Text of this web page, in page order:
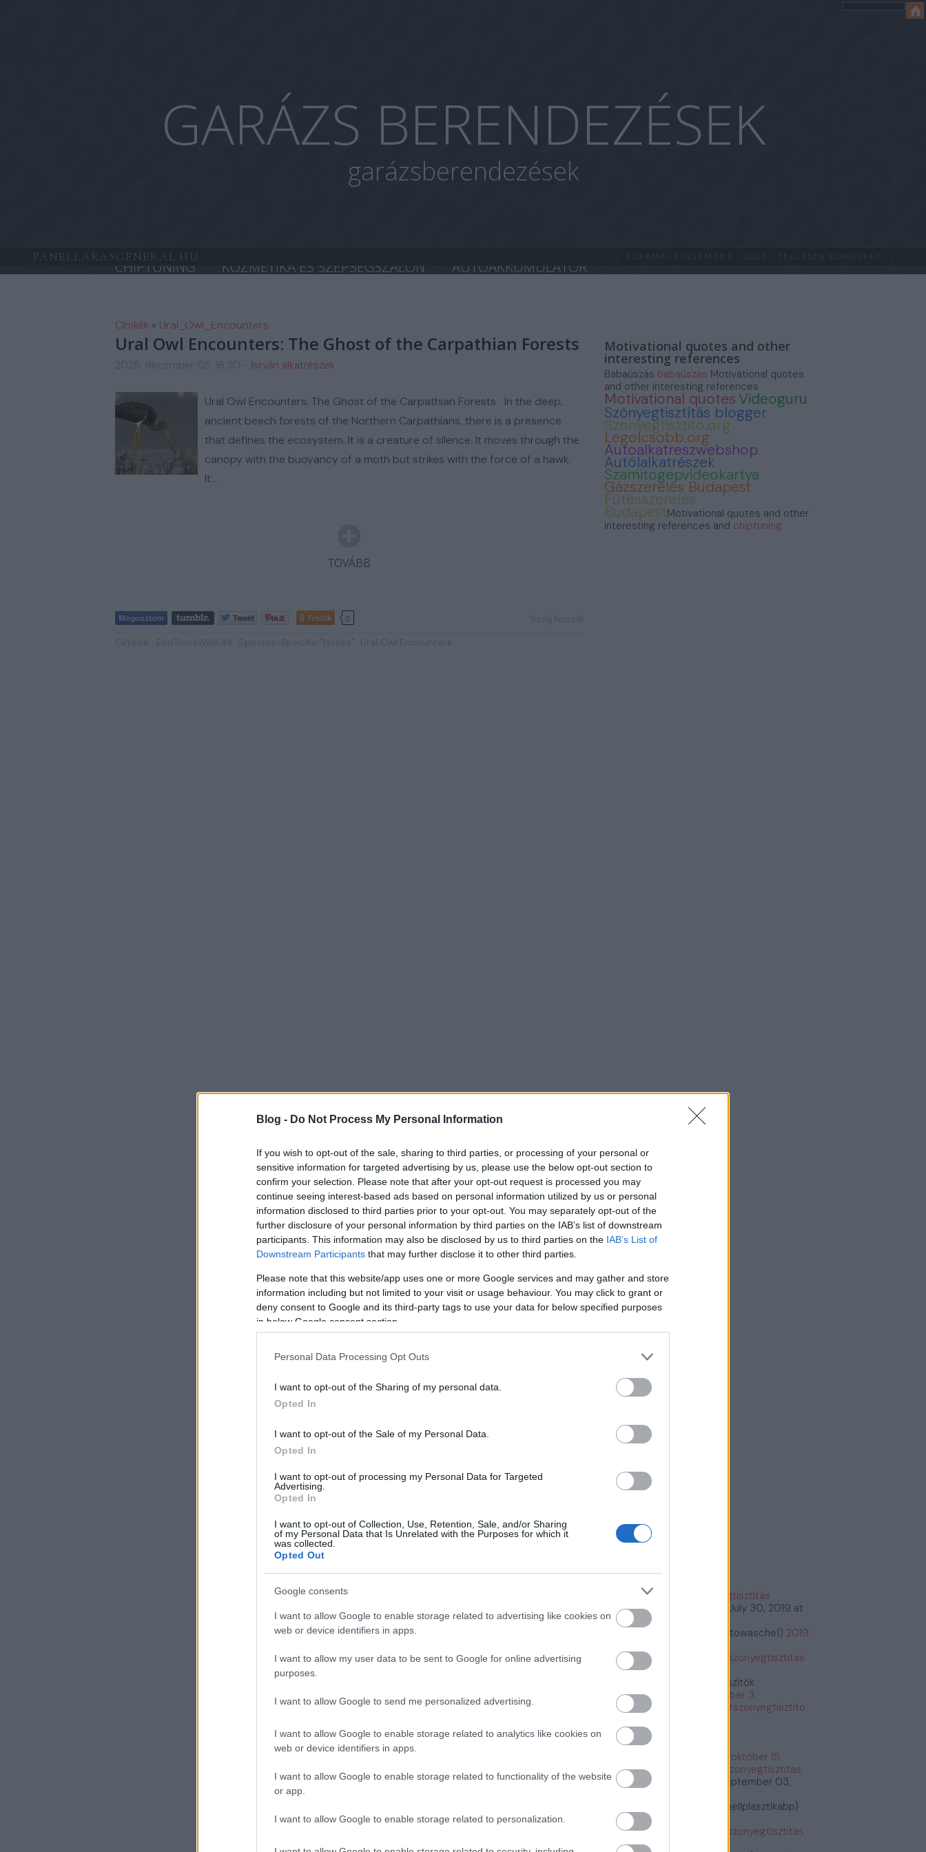
Blog - Do Not Process My Personal Information
If you wish to opt-out of the sale, sharing to third parties, or processing of your personal or
sensitive information for targeted advertising by us, please use the below opt-out section to
confirm your selection. Please note that after your opt-out request is processed you may
continue seeing interest-based ads based on personal information utilized by us or personal
information disclosed to third parties prior to your opt-out. You may separately opt-out of the
further disclosure of your personal information by third parties on the IAB’s list of downstream
participants. This information may also be disclosed by us to third parties on the IAB’s List of
Downstream Participants that may further disclose it to other third parties.
Please note that this website/app uses one or more Google services and may gather and store
information including but not limited to your visit or usage behaviour. You may click to grant or
deny consent to Google and its third-party tags to use your data for below specified purposes
in below Google consent section.
Personal Data Processing Opt Outs
I want to opt-out of the Sharing of my personal data.
Opted In
I want to opt-out of the Sale of my Personal Data.
Opted In
I want to opt-out of processing my Personal Data for Targeted
Advertising.
Opted In
I want to opt-out of Collection, Use, Retention, Sale, and/or Sharing
of my Personal Data that Is Unrelated with the Purposes for which it
was collected.
Opted Out
Google consents
I want to allow Google to enable storage related to advertising like cookies on
web or device identifiers in apps.
I want to allow my user data to be sent to Google for online advertising
purposes.
I want to allow Google to send me personalized advertising.
I want to allow Google to enable storage related to analytics like cookies on
web or device identifiers in apps.
I want to allow Google to enable storage related to functionality of the website
or app.
I want to allow Google to enable storage related to personalization.
GARÁZS BERENDEZÉSEK
garázsberendezések
CHIPTUNING KOZMETIKA ÉS SZÉPSÉGSZALON
AUTOAKKUMULÁTOR
FM AUTOSZERIZ GALERIA
Címkék » Ural_Owl_Encounters
Ural Owl Encounters: The Ghost of the Carpathian Forests
István alkatrészek
Ural Owl Encounters: The Ghost of the Carpathian Forests In the deep,
ancient beech forests of the Northern Carpathians, there is a presence
that defines the ecosystem. It is a creature of silence. It moves through the
canopy with the buoyancy of a moth but strikes with the force of a hawk.
It…
TOVÁBB
Tetszik 0
Motivational quotes and other
interesting references
Babaúszás babaúszás Motivational quotes
and other interesting references
Motivational quotes Videoguru
Szőnyegtisztítás blogger
Szonyegtisztito.org
Legolcsobb.org
Autoalkatreszwebshop
Autólalkatrészek
Szamitogepvideokartya
Gázszerelés Budapest
Fűtésszerelés
BudapestMotivational quotes and other
interesting references and chiptuning
Szőnyegtisztítás
#szőnyegtisztítás
https://t.co/2kCeMMwvxK
July 30, 2019 at
06:26PM
— bioautowasche (@bioautowasche1) 2019.
https://t.co/PASrtywGdr
#szonyegtisztitas
https://t.co/PASrtywGdr
— Étrend és Táplálékkiegészítők
(@etrendes)
2019. december 3.
https://t.co/G6y7bq2BNU
#szonyegtisztito
https://t.co/G6y7bq2BNU
— Fogyás és fogyókúra
2019. október 15.
https://t.co/ErRtlyiGW9
#szonyegtisztitas
https://t.co/ErRtlyiGW9
September 03,
— Plasztikai Sebészet (@mellplasztikabp)
2019. szeptember 3.
https://t.co/xkWHrUDgsi
#szonyegtisztitas
https://t.co/xkWHrUDgsi
PANELLAKASGENERAL.HU SZAKMAI KÖZLEMÉNY · 2025 · TELJESEN KOMOLYAN